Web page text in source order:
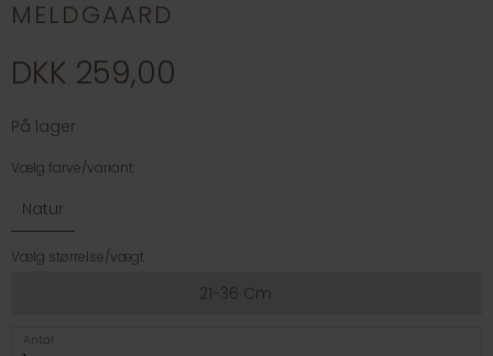
MELDGAARD
DKK 259,00
På lager
Vælg farve/variant:
Natur
Vælg størrelse/vægt:
21-36 Cm
Antal